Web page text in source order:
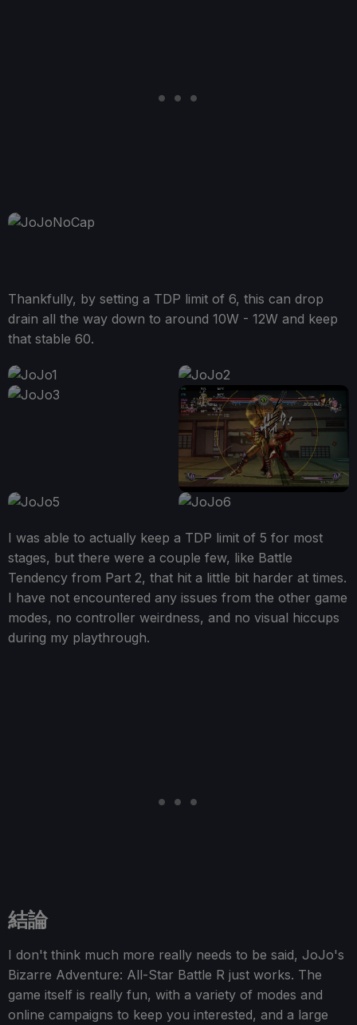
Thankfully, by setting a TDP limit of 6, this can drop
drain all the way down to around 10W - 12W and keep
that stable 60.
I was able to actually keep a TDP limit of 5 for most
stages, but there were a couple few, like Battle
Tendency from Part 2, that hit a little bit harder at times.
I have not encountered any issues from the other game
modes, no controller weirdness, and no visual hiccups
during my playthrough.
結論
I don't think much more really needs to be said, JoJo's
Bizarre Adventure: All-Star Battle R just works. The
game itself is really fun, with a variety of modes and
online campaigns to keep you interested, and a large